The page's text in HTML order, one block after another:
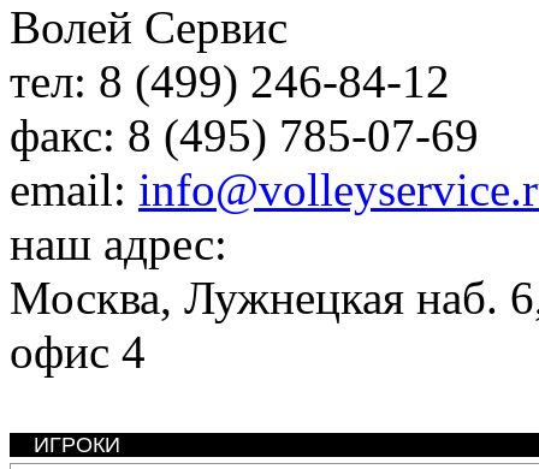
Волей Сервис
тел: 8 (499) 246-84-12
факс: 8 (495) 785-07-69
email:
наш адрес:
Москва, Лужнецкая наб.
офис 4
ИГРОКИ